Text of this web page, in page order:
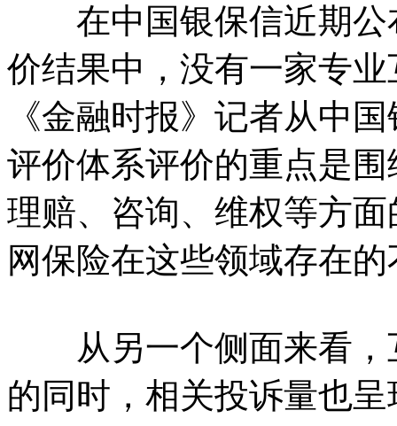
在中国银保信近期公
价结果中，没有一家专
《金融时报》记者从中
评价体系评价的重点是
理赔、咨询、维权等方
网保险在这些领域存在
从另一个侧面来看，
的同时，相关投诉量也